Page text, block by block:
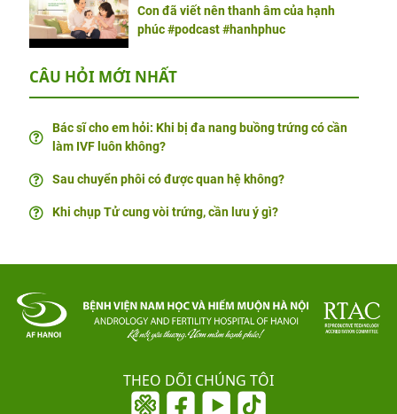
Con đã viết nên thanh âm của hạnh
phúc #podcast #hanhphuc
CÂU HỎI MỚI NHẤT
Bác sĩ cho em hỏi: Khi bị đa nang buồng trứng có cần
làm IVF luôn không?
Sau chuyển phôi có được quan hệ không?
Khi chụp Tử cung vòi trứng, cần lưu ý gì?
THEO DÕI CHÚNG TÔI